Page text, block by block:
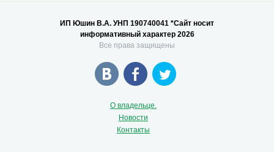
ИП Юшин В.А. УНП 190740041 *Сайт носит
информативный характер 2026
Все права защищены
О владельце.
Новости
Контакты